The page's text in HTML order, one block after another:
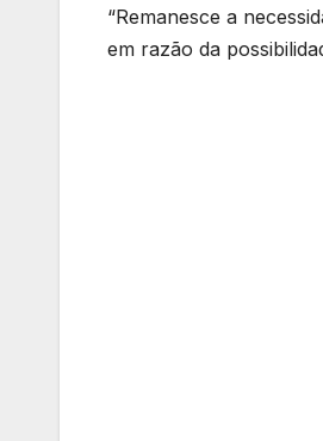
“Remanesce a
em razão da